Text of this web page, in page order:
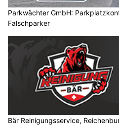
Parkwächter GmbH:
Falschparker
Bär Reinigungsservice,